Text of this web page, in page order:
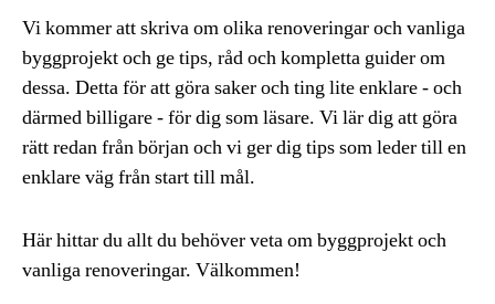
Vi kommer att skriva om olika renoveringar och vanliga
byggprojekt och ge tips, råd och kompletta guider om
dessa. Detta för att göra saker och ting lite enklare - och
därmed billigare - för dig som läsare. Vi lär dig att göra
rätt redan från början och vi ger dig tips som leder till en
enklare väg från start till mål.
Här hittar du allt du behöver veta om byggprojekt och
vanliga renoveringar. Välkommen!